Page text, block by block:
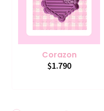
Corazon
$1.790